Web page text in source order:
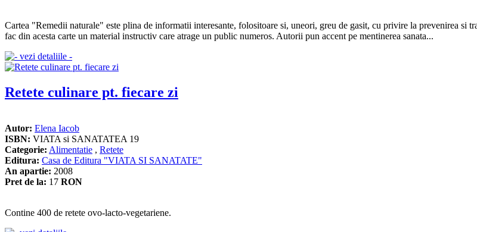
Cartea "Remedii naturale" este plina de informatii interesante, folositoare si, uneori, greu de gasit, cu privire la prevenirea si
fac din acesta carte un material instructiv care atrage un public numeros. Autorii pun accent pe mentinerea sanata...
Retete culinare pt. fiecare zi
Autor: Elena Iacob
ISBN: VIATA si SANATATEA 19
Categorie: Alimentatie , Retete
Editura: Casa de Editura "VIATA SI SANATATE"
An apartie: 2008
Pret de la: 17 RON
Contine 400 de retete ovo-lacto-vegetariene.